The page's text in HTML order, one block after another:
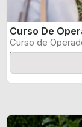
Curso De
Curso de
informado pelo